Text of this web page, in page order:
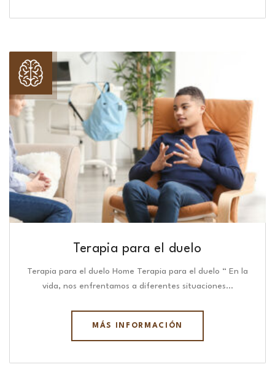
Terapia para el duelo
Terapia para el duelo Home Terapia para el duelo “ En la
vida, nos enfrentamos a diferentes situaciones…
MÁS INFORMACIÓN